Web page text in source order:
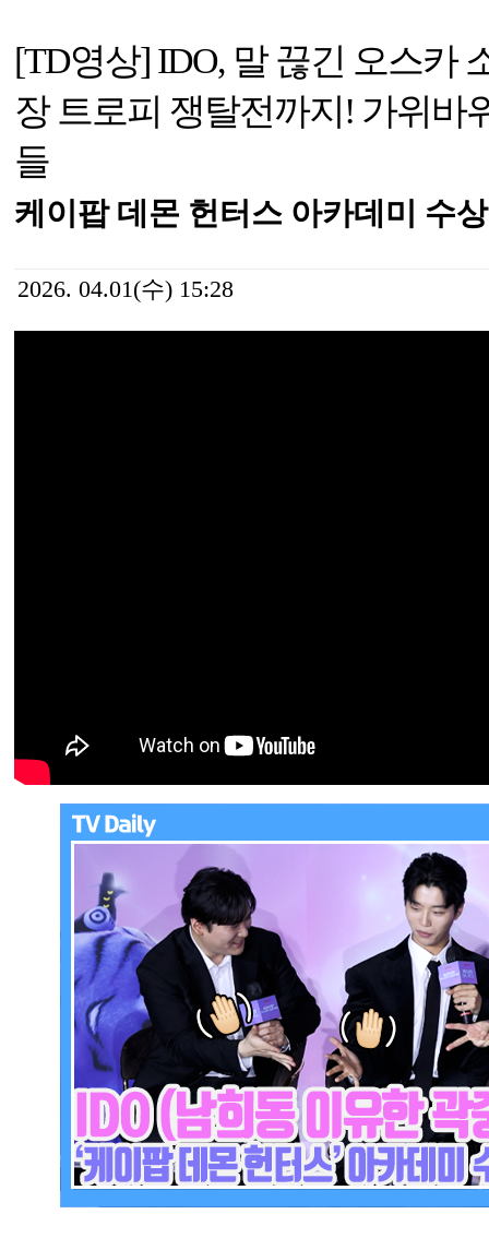
[TD영상] IDO, 말 끊긴 오스카
장 트로피 쟁탈전까지! 가위바
들
케이팝 데몬 헌터스 아카데미 수
2026. 04.01(수) 15:28